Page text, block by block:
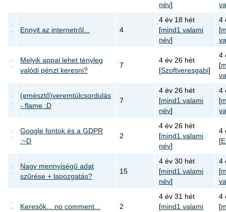
név]
Ennyit az internetről... 4
4 év 18 hét
[mind1 valami
név]
4
[
Melyik appal lehet tényleg
valódi pénzt keresni?
7
4 év 26 hét
[Szoftveresgabi]
4
[
(emésztő)veremtúlcsordulás
- flame :D
7
4 év 26 hét
[mind1 valami
név]
4
[
Google fontok és a GDPR
:~D
2
4 év 26 hét
[mind1 valami
név]
4
[
Nagy mennyiségű adat
szűrése + lapozgatás?
15
4 év 30 hét
[mind1 valami
név]
4
[
Keresők... no comment... 2
4 év 31 hét
[mind1 valami
4
[